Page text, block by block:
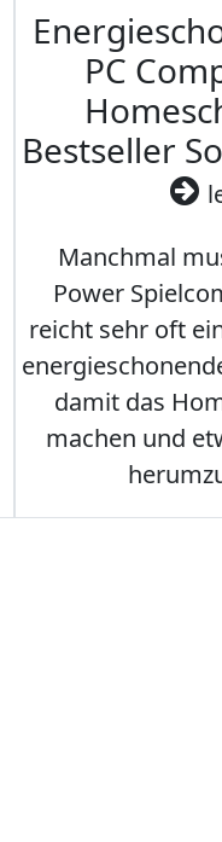
PC
Bestseller
Manchmal
Power
reicht sehr oft
damit das
machen und